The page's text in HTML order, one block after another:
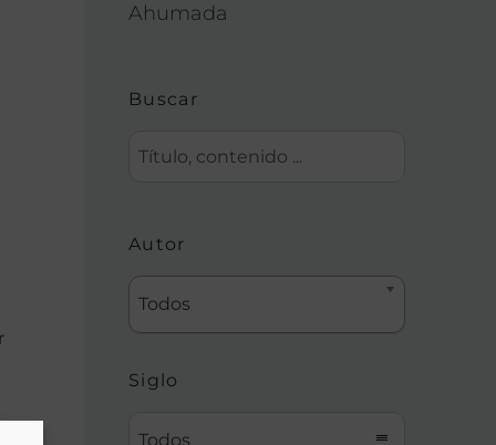
Ahumada
Buscar
Autor
Todos
Siglo
Todos